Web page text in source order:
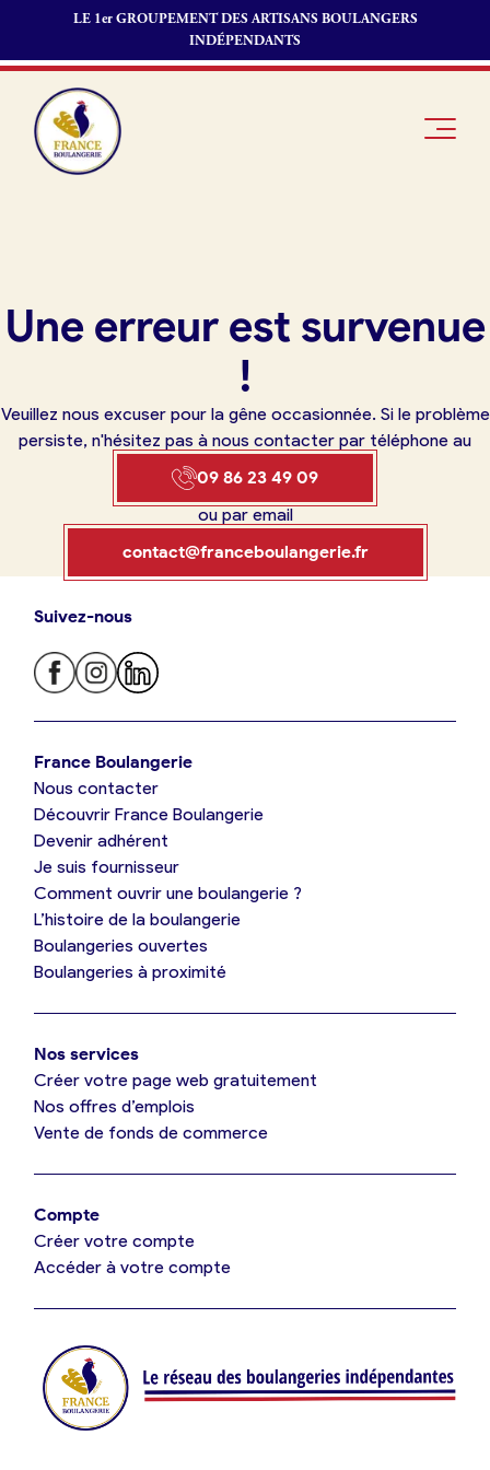
LE 1er GROUPEMENT DES ARTISANS BOULANGERS
INDÉPENDANTS
Je trouve ma boulangerie
Je suis boulanger
Je découvre France Boulangerie
Mes tarifs
Je référence ma boulangerie (gratuit)
Offres d’emploi
Je suis fournisseur
Je crée mon compte
boulanger
Boulangerie
Pourquoi
Je référence
ma
d’emploi
commerce
fournisseur
Une erreur est survenue
!
Veuillez nous excuser pour la gêne occasionnée. Si le problème
persiste, n'hésitez pas à nous contacter par téléphone au
09 86 23 49 09
09 86 23 49 09
Oui, appeler
Non, annuler
ou par email
contact@franceboulangerie.fr
Suivez-nous
France Boulangerie
Nous contacter
Découvrir France Boulangerie
Devenir adhérent
Je suis fournisseur
Comment ouvrir une boulangerie ?
L’histoire de la boulangerie
Boulangeries ouvertes
Boulangeries à proximité
Nos services
Créer votre page web gratuitement
Nos offres d’emplois
Vente de fonds de commerce
Compte
Créer votre compte
Accéder à votre compte